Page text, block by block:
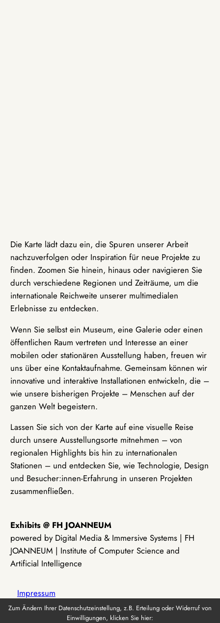
Die Karte lädt dazu ein, die Spuren unserer Arbeit
nachzuverfolgen oder Inspiration für neue Projekte zu
finden. Zoomen Sie hinein, hinaus oder navigieren Sie
durch verschiedene Regionen und Zeiträume, um die
internationale Reichweite unserer multimedialen
Erlebnisse zu entdecken.
Wenn Sie selbst ein Museum, eine Galerie oder einen
öffentlichen Raum vertreten und Interesse an einer
mobilen oder stationären Ausstellung haben, freuen wir
uns über eine Kontaktaufnahme. Gemeinsam können wir
innovative und interaktive Installationen entwickeln, die –
wie unsere bisherigen Projekte – Menschen auf der
ganzen Welt begeistern.
Lassen Sie sich von der Karte auf eine visuelle Reise
durch unsere Ausstellungsorte mitnehmen – von
regionalen Highlights bis hin zu internationalen
Stationen – und entdecken Sie, wie Technologie, Design
und Besucher:innen-Erfahrung in unseren Projekten
zusammenfließen.
Exhibits @ FH JOANNEUM
powered by Digital Media & Immersive Systems | FH
JOANNEUM | Institute of Computer Science and
Artificial Intelligence
Impressum
Zum Ändern Ihrer Datenschutzeinstellung, z.B. Erteilung oder Widerruf von
Einwilligungen, klicken Sie hier: